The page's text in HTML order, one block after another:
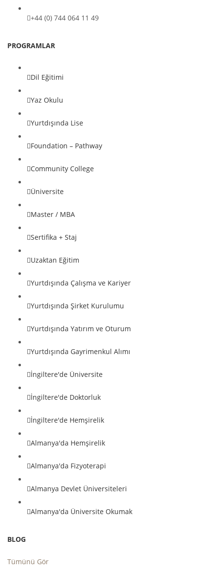
+44 (0) 744 064 11 49
PROGRAMLAR
Dil Eğitimi
Yaz Okulu
Yurtdışında Lise
Foundation – Pathway
Community College
Üniversite
Master / MBA
Sertifika + Staj
Uzaktan Eğitim
Yurtdışında Çalışma ve Kariyer
Yurtdışında Şirket Kurulumu
Yurtdışında Yatırım ve Oturum
Yurtdışında Gayrimenkul Alımı
İngiltere'de Üniversite
İngiltere'de Doktorluk
İngiltere'de Hemşirelik
Almanya'da Hemşirelik
Almanya'da Fizyoterapi
Almanya Devlet Üniversiteleri
Almanya'da Üniversite Okumak
BLOG
Tümünü Gör